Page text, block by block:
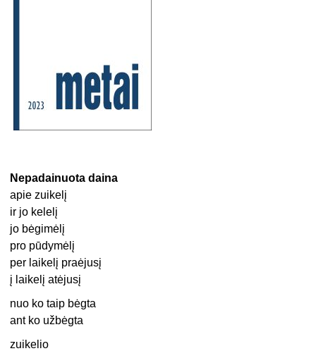
Nepadainuota daina
apie zuikelį
ir jo kelelį
jo bėgimėlį
pro pūdymėlį
per laikelį praėjusį
į laikelį atėjusį
nuo ko taip bėgta
ant ko užbėgta
zuikelio